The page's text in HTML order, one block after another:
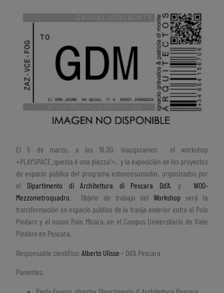
El 5 de marzo, a las 16.30, inauguramos el workshop
«PLAYSPACE_questa é una piazza!», y la exposición de los proyectos
de espacio público del programa estonoesunsolar, organizados por
el Dipartimento di Architettura di Pescara Dd’A, yWOO-
Mezzometroquadro . Objeto de trabajo delWorkshop será la
transformación en espacio público de la franja exterior entre el Polo
Pindaro y el nuovo Polo Micara, en el Campus Universitario de Viale
Pindaro en Pescara.
Responsable científico:Alberto Ulisse – Dd’A Pescara
Ponentes:
Paolo Fusero, director Dipartimento d’ Architettura Pescara,